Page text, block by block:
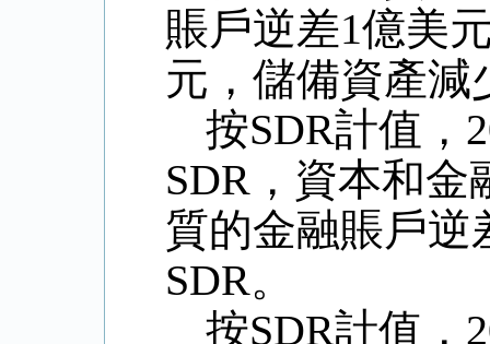
賬戶逆差1億美
元，儲備資產減
按SDR計值，
SDR，資本和金
質的金融賬戶逆
SDR。
按SDR計值，